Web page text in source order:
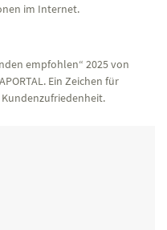
im Internet.
empfohlen“ 2025 von
Ein Zeichen für